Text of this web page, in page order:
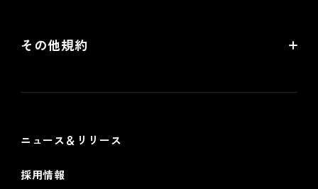
futureshop omni-channelサービス規約
その他規約
ニュース＆リリース
採用情報